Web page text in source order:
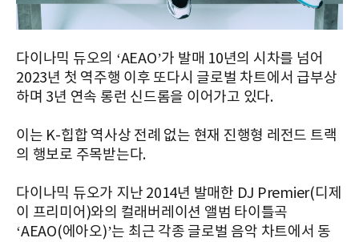
다이나믹 듀오의 ‘AEAO’가 발매 10년의 시차를 넘어
2023년 첫 역주행 이후 또다시 글로벌 차트에서 급부상
하며 3년 연속 롱런 신드롬을 이어가고 있다.
이는 K-힙합 역사상 전례 없는 현재 진행형 레전드 트랙
의 행보로 주목받는다.
다이나믹 듀오가 지난 2014년 발매한 DJ Premier(디제
이 프리미어)와의 컬래버레이션 앨범 타이틀곡
‘AEAO(에아오)’는 최근 각종 글로벌 음악 차트에서 동